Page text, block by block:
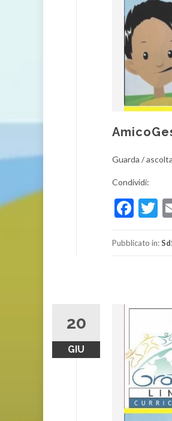
Guarda /
Condividi:
Pubblicato in:
20
GIU